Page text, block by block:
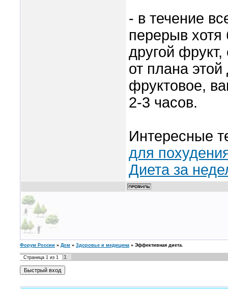
- в течение
перерыв
другой
от плана
фруктовое,
2-3 часов.
Интересные
для
Диета за
Форум России » Дом » Здоровье и медицина » Эффективная диета.
Страница 1 из 1 1